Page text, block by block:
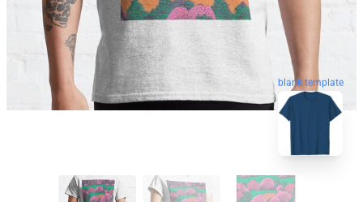
blank template